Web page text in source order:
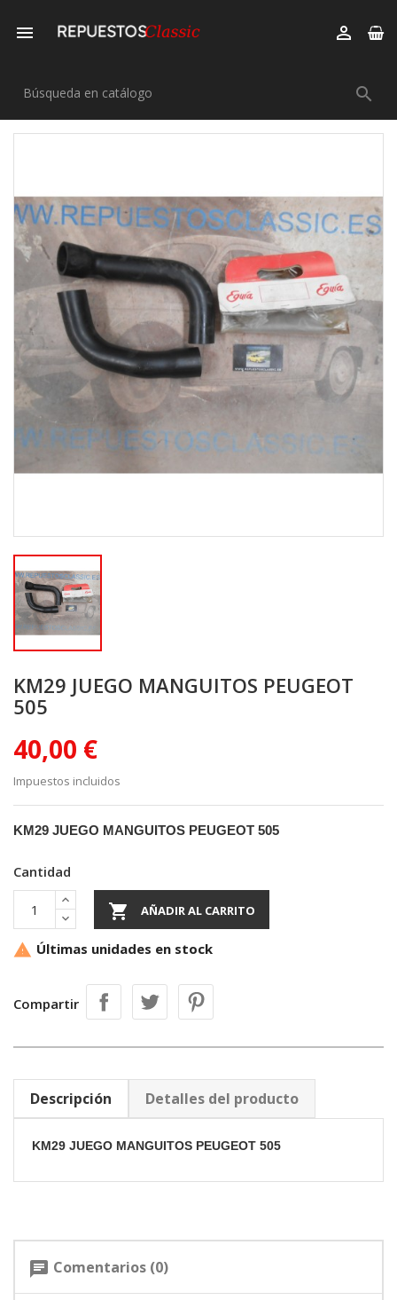
 

KM29 JUEGO MANGUITOS PEUGEOT
505
40,00 €
Impuestos incluidos
KM29 JUEGO MANGUITOS PEUGEOT 505
Cantidad
 AÑADIR AL CARRITO
 Últimas unidades en stock
Compartir
Descripción Detalles del producto
KM29 JUEGO MANGUITOS PEUGEOT 505
chat Comentarios (0)